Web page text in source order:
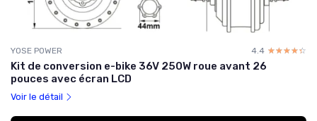
YOSE POWER 4.4 ☆☆☆☆☆
★★★★★
Kit de conversion e-bike 36V 250W roue avant 26
pouces avec écran LCD
Voir le détail